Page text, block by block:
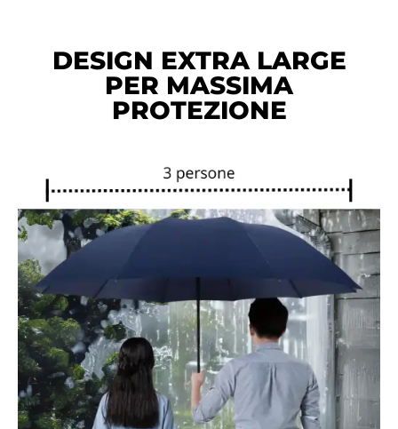
DESIGN EXTRA LARGE
PER MASSIMA
PROTEZIONE